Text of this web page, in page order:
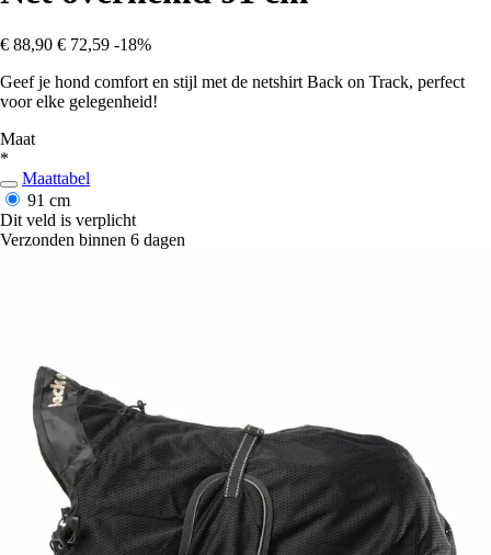
€ 88,90 € 72,59 -18%
Geef je hond comfort en stijl met de netshirt Back on Track, perfect
voor elke gelegenheid!
Maat
*
Maattabel
91 cm
Dit veld is verplicht
Verzonden binnen 6 dagen